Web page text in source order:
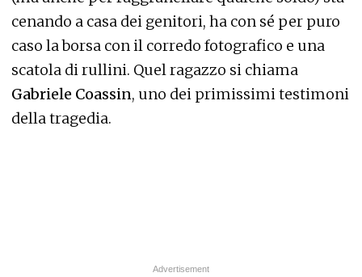
cenando a casa dei genitori, ha con sé per puro
caso la borsa con il corredo fotografico e una
scatola di rullini. Quel ragazzo si chiama
Gabriele Coassin, uno dei primissimi testimoni
della tragedia.